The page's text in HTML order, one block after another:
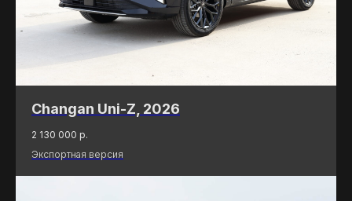
Changan Uni-Z, 2026
2 130 000 р.
Экспортная версия
МЫ ДОРОЖИМ ДОВЕРИЕМ
НАШИХ КЛИЕНТОВ
КОМАНДА )